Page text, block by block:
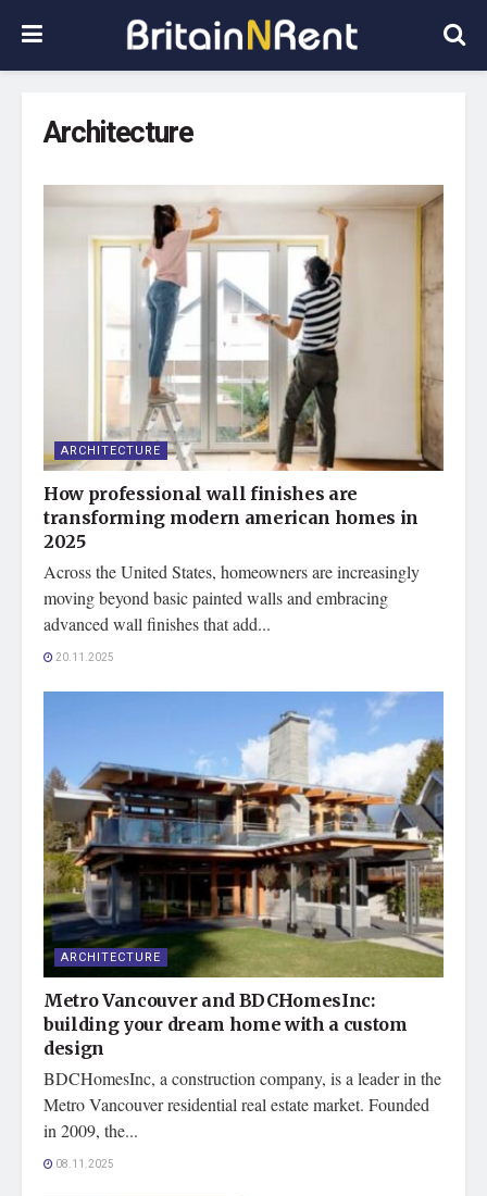
Architecture
ARCHITECTURE
How professional wall finishes are
transforming modern american homes in
2025
Across the United States, homeowners are increasingly
moving beyond basic painted walls and embracing
advanced wall finishes that add...
20.11.2025
ARCHITECTURE
Metro Vancouver and BDCHomesInc:
building your dream home with a custom
design
BDCHomesInc, a construction company, is a leader in the
Metro Vancouver residential real estate market. Founded
in 2009, the...
08.11.2025